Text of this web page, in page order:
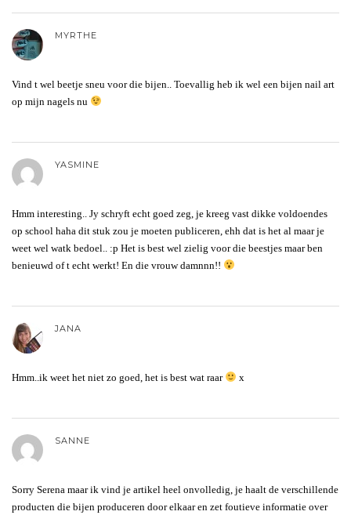
MYRTHE
Vind t wel beetje sneu voor die bijen.. Toevallig heb ik wel een bijen nail art
op mijn nagels nu
YASMINE
Hmm interesting.. Jy schryft echt goed zeg, je kreeg vast dikke voldoendes
op school haha dit stuk zou je moeten publiceren, ehh dat is het al maar je
weet wel watk bedoel.. :p Het is best wel zielig voor die beestjes maar ben
benieuwd of t echt werkt! En die vrouw damnnn!!
JANA
Hmm..ik weet het niet zo goed, het is best wat raar x
SANNE
Sorry Serena maar ik vind je artikel heel onvolledig, je haalt de verschillende
producten die bijen produceren door elkaar en zet foutieve informatie over